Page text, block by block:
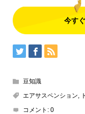
今す
豆知識
エアサスペンション,
コメント: 0